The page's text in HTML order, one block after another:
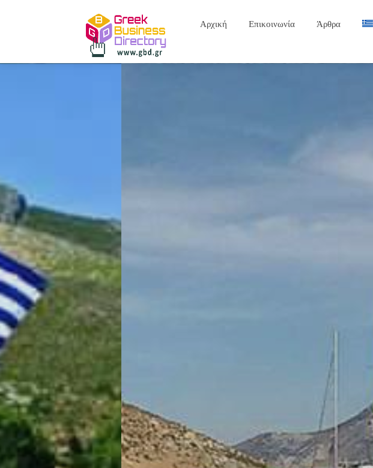
Αρχική Επικοινωνία Άρθρα